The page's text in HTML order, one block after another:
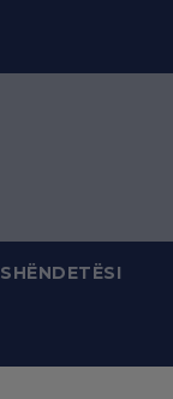
SHËNDETËSI